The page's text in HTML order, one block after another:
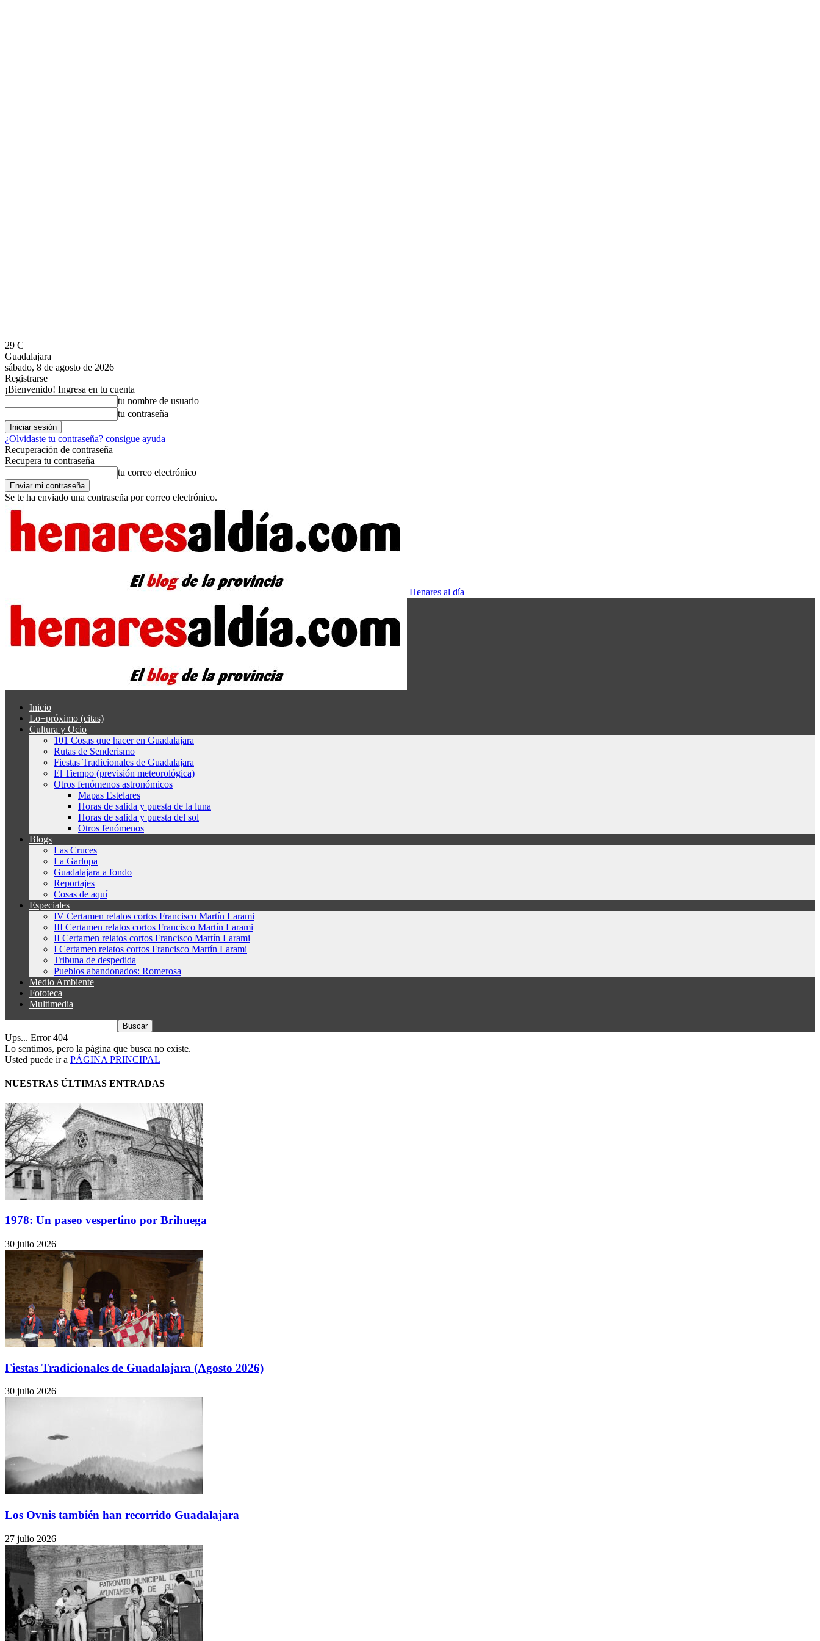
29 C
Guadalajara
sábado, 8 de agosto de 2026
Registrarse
¡Bienvenido! Ingresa en tu cuenta
tu nombre de usuario
tu contraseña
¿Olvidaste tu contraseña? consigue ayuda
Recuperación de contraseña
Recupera tu contraseña
tu correo electrónico
Se te ha enviado una contraseña por correo electrónico.
Henares al día
Inicio
Lo+próximo (citas)
Cultura y Ocio
101 Cosas que hacer en Guadalajara
Rutas de Senderismo
Fiestas Tradicionales de Guadalajara
El Tiempo (previsión meteorológica)
Otros fenómenos astronómicos
Mapas Estelares
Horas de salida y puesta de la luna
Horas de salida y puesta del sol
Otros fenómenos
Blogs
Las Cruces
La Garlopa
Guadalajara a fondo
Reportajes
Cosas de aquí
Especiales
IV Certamen relatos cortos Francisco Martín Larami
III Certamen relatos cortos Francisco Martín Larami
II Certamen relatos cortos Francisco Martín Larami
I Certamen relatos cortos Francisco Martín Larami
Tribuna de despedida
Pueblos abandonados: Romerosa
Medio Ambiente
Fototeca
Multimedia
Ups... Error 404
Lo sentimos, pero la página que busca no existe.
Usted puede ir a PÁGINA PRINCIPAL
NUESTRAS ÚLTIMAS ENTRADAS
1978: Un paseo vespertino por Brihuega
30 julio 2026
Fiestas Tradicionales de Guadalajara (Agosto 2026)
30 julio 2026
Los Ovnis también han recorrido Guadalajara
27 julio 2026